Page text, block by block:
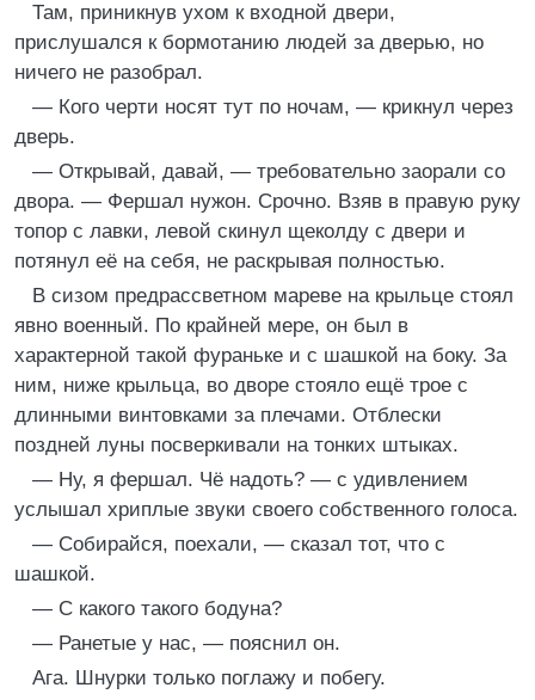
Там, приникнув ухом к входной двери,
прислушался к бормотанию людей за дверью, но
ничего не разобрал.
— Кого черти носят тут по ночам, — крикнул через
дверь.
— Открывай, давай, — требовательно заорали со
двора. — Фершал нужон. Срочно. Взяв в правую руку
топор с лавки, левой скинул щеколду с двери и
потянул её на себя, не раскрывая полностью.
В сизом предрассветном мареве на крыльце стоял
явно военный. По крайней мере, он был в
характерной такой фураньке и с шашкой на боку. За
ним, ниже крыльца, во дворе стояло ещё трое с
длинными винтовками за плечами. Отблески
поздней луны посверкивали на тонких штыках.
— Ну, я фершал. Чё надоть? — с удивлением
услышал хриплые звуки своего собственного голоса.
— Собирайся, поехали, — сказал тот, что с
шашкой.
— С какого такого бодуна?
— Ранетые у нас, — пояснил он.
Ага. Шнурки только поглажу и побегу.